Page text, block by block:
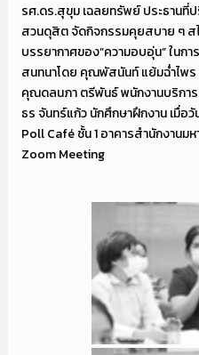
รศ.ดร.สุขุม เฉลยทรัพย์ ประธานที่
สวนดุสิต จัดกิจกรรมคุยสบาย ๆ ส
บรรยากาศของ”ความอบอุ่น” ในกา
สนทนาโดย คุณพัสนันท์ แย้มฉ่ำไพร
คุณดลนภา ตรีพันธ์ พนักงานบริก
ธร จันทร์แก้ว นักศึกษาฝึกงาน เมื่
Poll Café ชั้น 1 อาคารสำนักงานม
Zoom Meeting